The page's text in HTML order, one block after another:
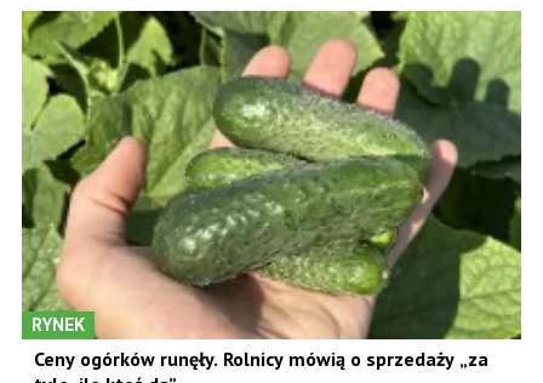
RYNEK
Ceny ogórków runęły. Rolnicy mówią o sprzedaży „za